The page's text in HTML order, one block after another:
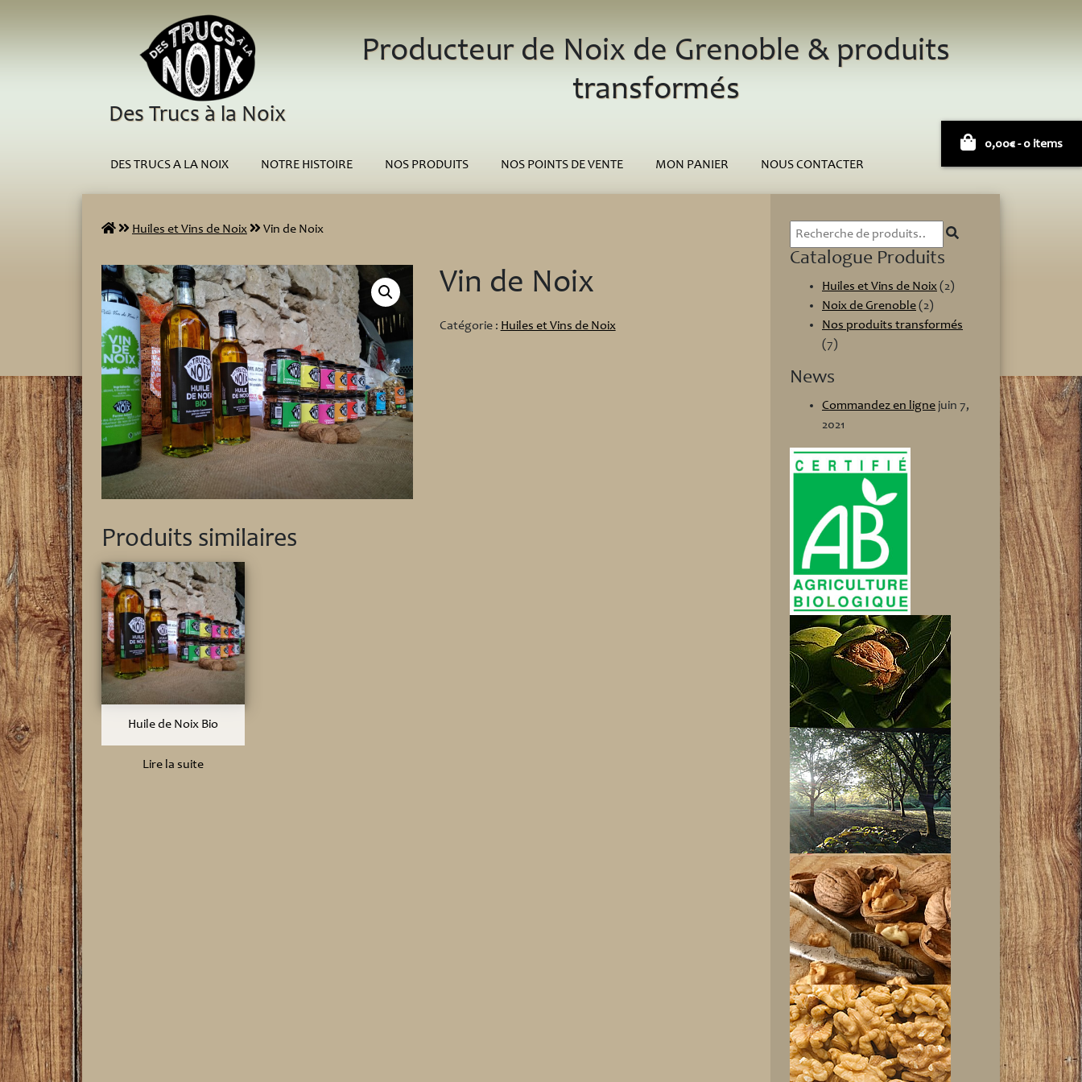
Des Trucs à la Noix
Producteur de Noix de Grenoble & produits
transformés
DES TRUCS A LA NOIX NOTRE HISTOIRE NOS PRODUITS NOS POINTS DE VENTE MON PANIER NOUS CONTACTER
Huiles et Vins de Noix Vin de Noix
Vin de Noix
Catégorie : Huiles et Vins de Noix
Produits similaires
Huile de Noix Bio
Lire la suite
Recherche
pour :
Catalogue Produits
Huiles et Vins de Noix(2)
Noix de Grenoble(2)
Nos produits transformés
(7)
News
Commandez en ligne juin 7,
2021
0,00€- 0 items